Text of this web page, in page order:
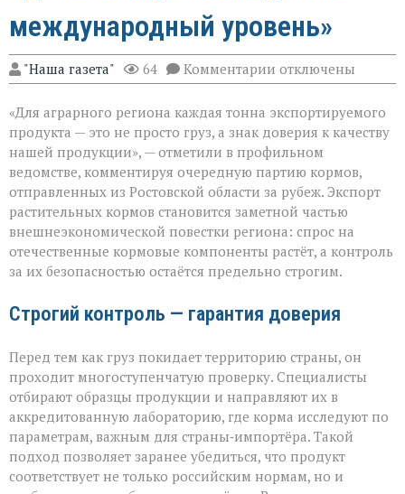
международный уровень»
"Наша газета" 64 Комментарии к
записи
шрот
выходит
международный
уровень»
отключены
«Для аграрного региона каждая тонна экспортируемого
продукта — это не просто груз, а знак доверия к качеству
нашей продукции», — отметили в профильном
ведомстве, комментируя очередную партию кормов,
отправленных из Ростовской области за рубеж. Экспорт
растительных кормов становится заметной частью
внешнеэкономической повестки региона: спрос на
отечественные кормовые компоненты растёт, а контроль
за их безопасностью остаётся предельно строгим.
Строгий контроль — гарантия доверия
Перед тем как груз покидает территорию страны, он
проходит многоступенчатую проверку. Специалисты
отбирают образцы продукции и направляют их в
аккредитованную лабораторию, где корма исследуют по
параметрам, важным для страны‑импортёра. Такой
подход позволяет заранее убедиться, что продукт
соответствует не только российским нормам, но и